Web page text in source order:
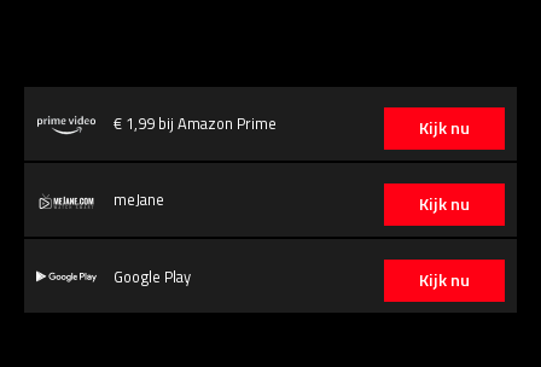
Kijk nu
€ 1,99 bij Amazon Prime
Kijk nu
meJane
Kijk nu
Google Play